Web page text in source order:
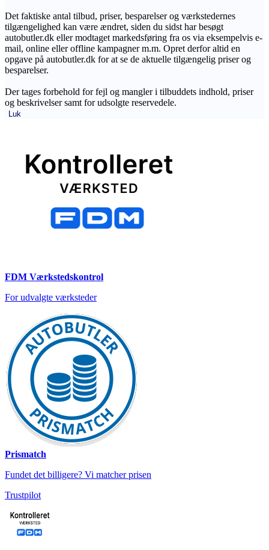
Det faktiske antal tilbud, priser, besparelser og værkstedernes
tilgængelighed kan være ændret, siden du sidst har besøgt
autobutler.dk eller modtaget markedsføring fra os via eksempelvis e-
mail, online eller offline kampagner m.m. Opret derfor altid en
opgave på autobutler.dk for at se de aktuelle tilgængelig priser og
besparelser.
Der tages forbehold for fejl og mangler i tilbuddets indhold, priser
og beskrivelser samt for udsolgte reservedele.
Luk
FDM Værkstedskontrol
For udvalgte værksteder
Prismatch
Fundet det billigere? Vi matcher prisen
Trustpilot